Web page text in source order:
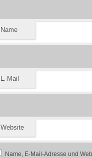
Name
E-Mail
Website
Name, E-Mail-Adresse und